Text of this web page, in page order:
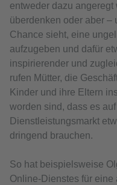
entweder dazu
überdenken oder aber –
Chance sieht, eine
aufzugeben und dafür
inspirierender und
rufen Mütter, die
Kinder und ihre Eltern
worden sind, dass es
Dienstleistungsmarkt
dringend brauchen.
So hat beispielsweise
Online-Dienstes für